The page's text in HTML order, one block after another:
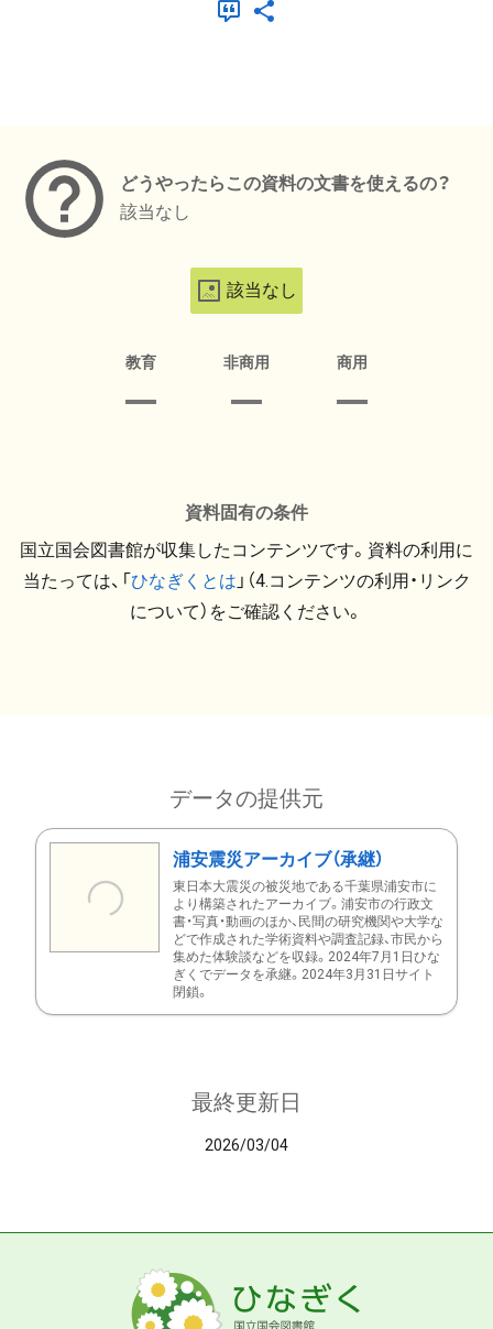
どうやったらこの資料の文書を使えるの？
該当なし
該当なし
教育 非商用 商用
資料固有の条件
国立国会図書館が収集したコンテンツです。資料の利用に
当たっては、「ひなぎくとは 」（4.コンテンツの利用・リンク
について）をご確認ください。
データの提供元
浦安震災アーカイブ（承継）
東日本大震災の被災地である千葉県浦安市に
より構築されたアーカイブ。浦安市の行政文
書・写真・動画のほか、民間の研究機関や大学な
どで作成された学術資料や調査記録、市民から
集めた体験談などを収録。2024年7月1日ひな
ぎくでデータを承継。2024年3月31日サイト
閉鎖。
最終更新日
2026/03/04